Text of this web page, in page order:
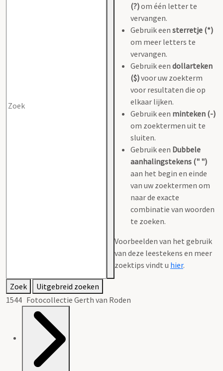
(?)om één letter te
vervangen.
Gebruik een sterretje (*)
om meer letters te
vervangen.
Gebruik een dollarteken
($)voor uw zoekterm
voor resultaten die op
elkaar lijken.
Gebruik een minteken (-)
om zoektermen uit te
sluiten.
Gebruik een Dubbele
aanhalingstekens (" ")
aan het begin en einde
van uw zoektermen om
naar de exacte
combinatie van woorden
te zoeken.
Voorbeelden van het gebruik
van deze leestekens en meer
zoektips vindt u hier.
Zoek
Uitgebreid zoeken
1544 Fotocollectie Gerth van Roden